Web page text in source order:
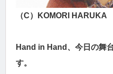
（C）KOMORI HARUKA
Hand in Hand、今日の舞
す。